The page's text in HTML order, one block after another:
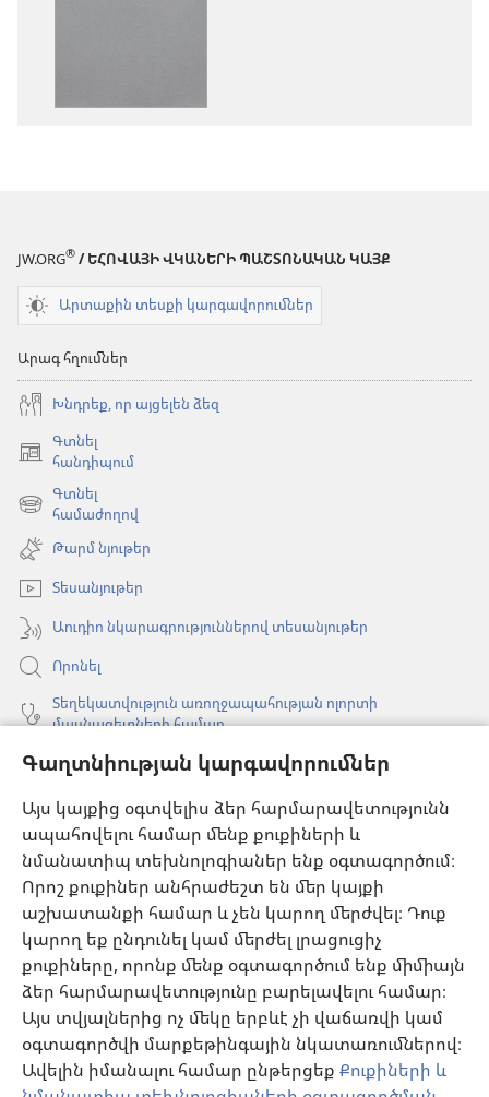
Գաղտնիության կարգավորումներ
Այս կայքից օգտվելիս ձեր հարմարավետությունն
ապահովելու համար մենք քուքիների և
նմանատիպ տեխնոլոգիաներ ենք օգտագործում։
Որոշ քուքիներ անհրաժեշտ են մեր կայքի
աշխատանքի համար և չեն կարող մերժվել։ Դուք
կարող եք ընդունել կամ մերժել լրացուցիչ
քուքիները, որոնք մենք օգտագործում ենք միմիայն
ձեր հարմարավետությունը բարելավելու համար։
Այս տվյալներից ոչ մեկը երբևէ չի վաճառվի կամ
օգտագործվի մարքեթինգային նկատառումներով։
Ավելին իմանալու համար ընթերցեք Քուքիների և
JW.ORG® / ԵՀՈՎԱՅԻ ՎԿԱՆԵՐԻ ՊԱՇՏՈՆԱԿԱՆ ԿԱՅՔ
Արտաքին տեսքի կարգավորումներ
Արագ հղումներ
Խնդրեք, որ այցելեն ձեզ
Գտնել
հանդիպում
(բացվում
նոր
պատուհան)
Գտնել
համաժողով
(բացվում
նոր
պատուհան)
Թարմ նյութեր
Տեսանյութեր
Աուդիո նկարագրություններով տեսանյութեր
Որոնել
Տեղեկատվություն առողջապահության ոլորտի
մասնագետների համար
Գլոբալ հաղորդակցություն
Օգնություն
Նվիրատվություններ
(բացվում
է
նոր
պատուհան)
Դիտարանի ՕՆԼԱՅՆ ԳՐԱԴԱՐԱՆ
(բացվում
է
նոր
պատուհան)
JW Hub
(բացվում
է
նոր
պատուհան)
JW Library® հավելված
Watchtower Library